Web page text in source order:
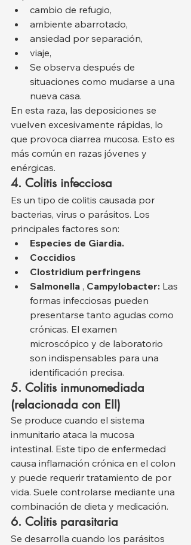
cambio de refugio,
ambiente abarrotado,
ansiedad por separación,
viaje,
Se observa después de
situaciones como mudarse a una
nueva casa.
En esta raza, las deposiciones se
vuelven excesivamente rápidas, lo
que provoca diarrea mucosa. Esto es
más común en razas jóvenes y
enérgicas.
4. Colitis infecciosa
Es un tipo de colitis causada por
bacterias, virus o parásitos. Los
principales factores son:
Especies de Giardia.
Coccidios
Clostridium perfringens
Salmonella , Campylobacter: Las
formas infecciosas pueden
presentarse tanto agudas como
crónicas. El examen
microscópico y de laboratorio
son indispensables para una
identificación precisa.
5. Colitis inmunomediada
(relacionada con EII)
Se produce cuando el sistema
inmunitario ataca la mucosa
intestinal. Este tipo de enfermedad
causa inflamación crónica en el colon
y puede requerir tratamiento de por
vida. Suele controlarse mediante una
combinación de dieta y medicación.
6. Colitis parasitaria
Se desarrolla cuando los parásitos